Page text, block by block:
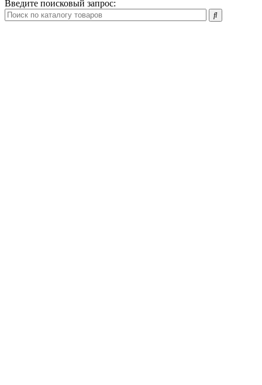
Введите поисковый запрос: